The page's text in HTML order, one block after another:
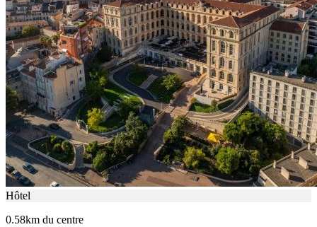
Hôtel
0.58km du centre